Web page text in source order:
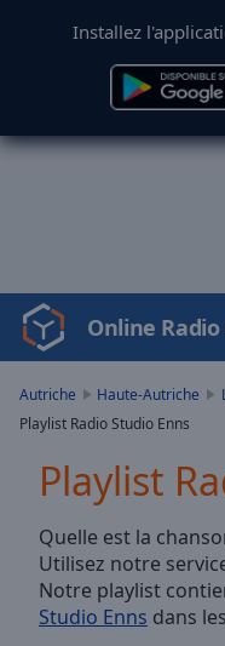
Installez
Video
Player
loading.
Video
Backward
Skip
Forward
Mute
Online Radio
Autriche Haute-Autriche
Playlist Radio Studio Enns
Playlist
Quelle est la
Utilisez notre
Notre playlist
Studio Enns dans